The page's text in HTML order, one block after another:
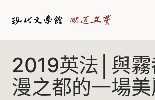
2019英法│與霧
漫之都的一場